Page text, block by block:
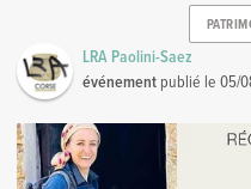
LRA Paolini-Saez
événement publié le05/